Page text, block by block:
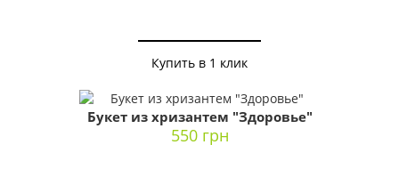
Купить в 1 клик
Букет из хризантем "Здоровье"
550 грн